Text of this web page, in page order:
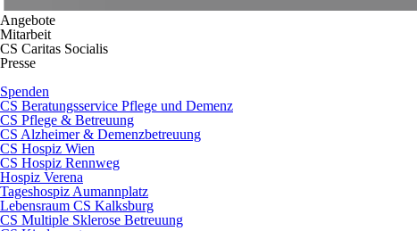
Angebote
Mitarbeit
CS Caritas Socialis
Presse
Spenden
CS Beratungsservice Pflege und Demenz
CS Pflege & Betreuung
CS Alzheimer & Demenzbetreuung
CS Hospiz Wien
CS Hospiz Rennweg
Hospiz Verena
Tageshospiz Aumannplatz
Lebensraum CS Kalksburg
CS Multiple Sklerose Betreuung